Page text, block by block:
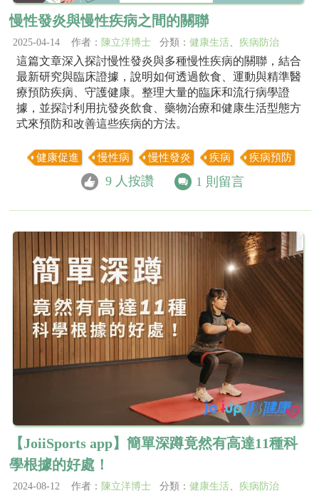
慢性發炎與慢性疾病之間的關聯
2025-04-14 作者： 陳立洋博士 分類： 健康生活、 疾病防治
這篇文章深入探討慢性發炎與多種慢性疾病的關聯，結合
最新研究與臨床證據，說明如何透過飲食、運動與精準醫
療預防疾病、守護健康。整理大量的臨床和流行病學證
據，並探討利用抗發炎飲食、藥物治療和健康生活型態方
式來預防和改善這些疾病的方法。
健康促進 慢性病 慢性發炎 疾病 疾病預防
9 人按讚 1 則留言
【JoiiSports app】簡單深蹲竟然有高達11種科
學根據的好處！
2024-08-12 作者： 陳立洋博士 分類： 健康生活、 疾病防治